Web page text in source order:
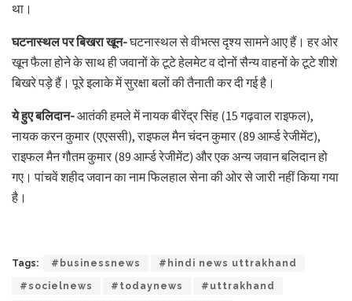
था।
घटनास्थल पर बिखरा खून-घटनास्थल से वीभत्स दृश्य सामने आए हैं। हर ओर
खून फैला होने के साथ ही जवानों के टूटे हेलमेट व दोनों सैन्य वाहनों के टूटे शीशे
बिखरे पड़े हैं। पूरे इलाके में सुरक्षा बलों की तैनाती कर दी गई है।
ये हुए बलिदान-आतंकी हमले में नायक बीरेंद्र सिंह (15 गढ़वाल राइफल),
नायक करन कुमार (एएससी), राइफल मैन चंदन कुमार (89 आर्म्ड रेजीमेंट),
राइफल मैन गौतम कुमार (89 आर्म्ड रेजीमेंट) और एक अन्य जवान बलिदान हो
गए। पांचवें शहीद जवान का नाम फिलहाल सेना की ओर से जारी नहीं किया गया
है।
Tags: #businessnews #hindi news uttrakhand
#socielnews #todaynews #uttrakhand